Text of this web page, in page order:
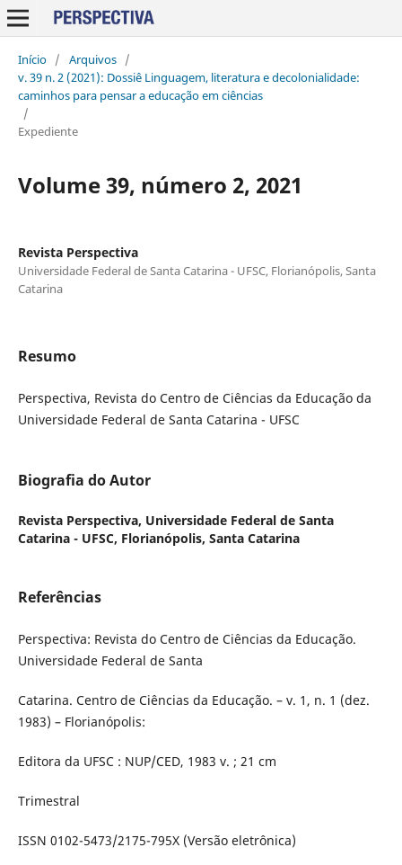
Início / Arquivos /
v. 39 n. 2 (2021): Dossiê Linguagem, literatura e decolonialidade:
caminhos para pensar a educação em ciências
/
Expediente
Volume 39, número 2, 2021
Revista Perspectiva
Universidade Federal de Santa Catarina - UFSC, Florianópolis, Santa
Catarina
Resumo
Perspectiva, Revista do Centro de Ciências da Educação da
Universidade Federal de Santa Catarina - UFSC
Biografia do Autor
Revista Perspectiva, Universidade Federal de Santa
Catarina - UFSC, Florianópolis, Santa Catarina
Referências
Perspectiva: Revista do Centro de Ciências da Educação.
Universidade Federal de Santa
Catarina. Centro de Ciências da Educação. – v. 1, n. 1 (dez.
1983) – Florianópolis:
Editora da UFSC : NUP/CED, 1983 v. ; 21 cm
Trimestral
ISSN 0102-5473/2175-795X (Versão eletrônica)